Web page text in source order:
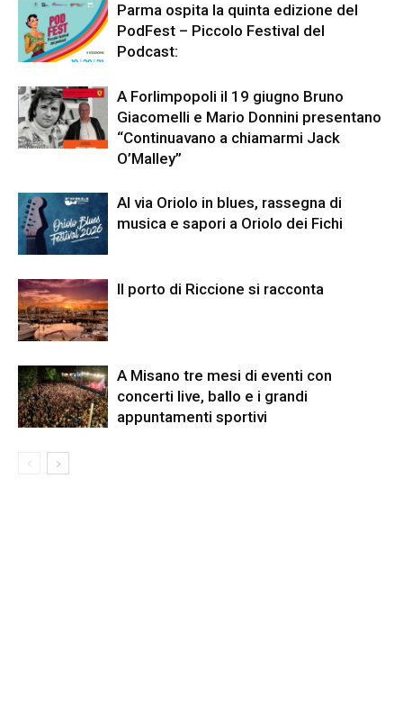
Parma ospita la quinta edizione del
PodFest – Piccolo Festival del
Podcast:
A Forlimpopoli il 19 giugno Bruno
Giacomelli e Mario Donnini presentano
“Continuavano a chiamarmi Jack
O’Malley”
Al via Oriolo in blues, rassegna di
musica e sapori a Oriolo dei Fichi
Il porto di Riccione si racconta
A Misano tre mesi di eventi con
concerti live, ballo e i grandi
appuntamenti sportivi